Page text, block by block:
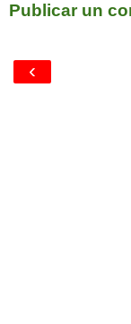
Publicar un
‹